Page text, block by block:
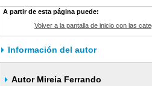
A partir de esta página puede:
Volver a la pantalla de inicio con las
Información del autor
Autor Mireia Ferrando